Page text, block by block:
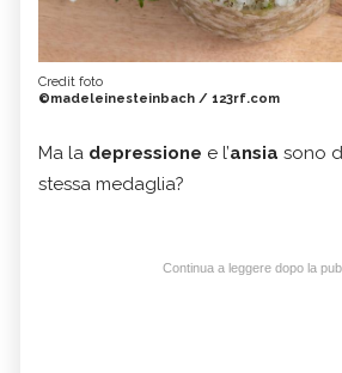
Credit foto
©madeleinesteinbach / 123rf.com
Ma la depressione e l’ansia sono
stessa medaglia?
Continua a leggere dopo la